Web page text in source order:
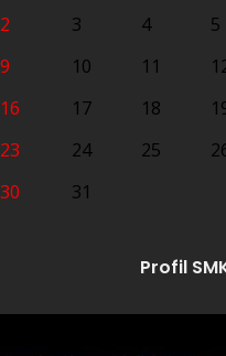
2
3 4 5
9
10 11
16
17 18
23
24 25
30
31
Profil